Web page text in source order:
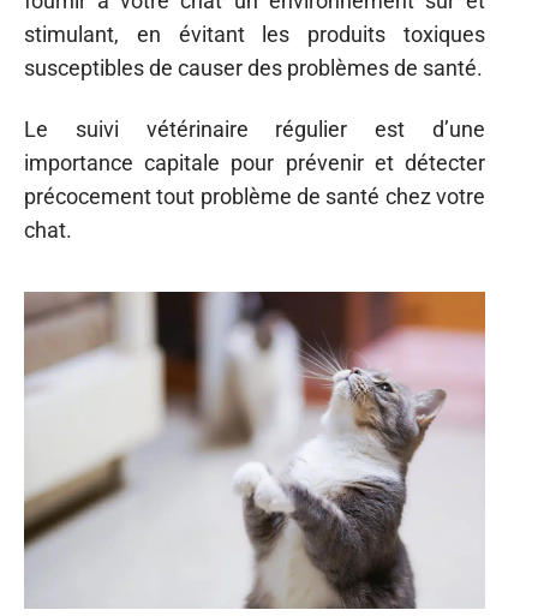
stimulant, en évitant les produits toxiques
susceptibles de causer des problèmes de santé.
Le suivi vétérinaire régulier est d’une
importance capitale pour prévenir et détecter
précocement tout problème de santé chez votre
chat.